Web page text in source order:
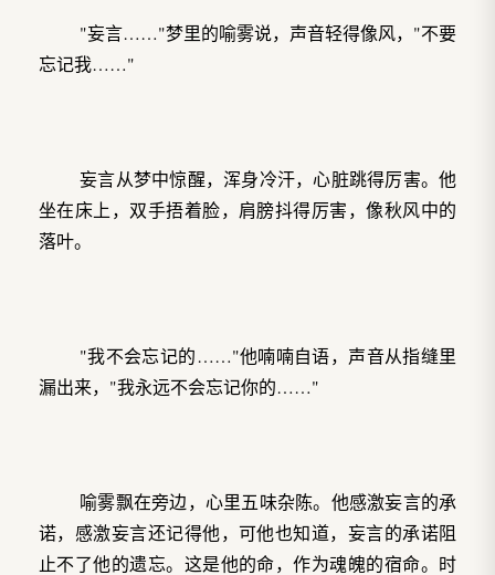
"妄言……"梦里的喻雾说，声音轻得像风，"不要
忘记我……"
妄言从梦中惊醒，浑身冷汗，心脏跳得厉害。他
坐在床上，双手捂着脸，肩膀抖得厉害，像秋风中的
落叶。
"我不会忘记的……"他喃喃自语，声音从指缝里
漏出来，"我永远不会忘记你的……"
喻雾飘在旁边，心里五味杂陈。他感激妄言的承
诺，感激妄言还记得他，可他也知道，妄言的承诺阻
止不了他的遗忘。这是他的命，作为魂魄的宿命。时